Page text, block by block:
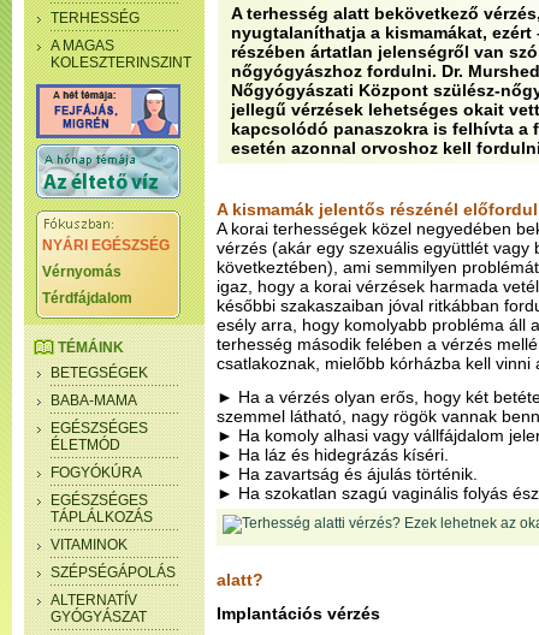
TERHESSÉG
A MAGAS
KOLESZTERINSZINT
NYÁRI EGÉSZSÉG
Vérnyomás
Térdfájdalom
TÉMÁINK
BETEGSÉGEK
BABA-MAMA
EGÉSZSÉGES
ÉLETMÓD
FOGYÓKÚRA
EGÉSZSÉGES
TÁPLÁLKOZÁS
VITAMINOK
SZÉPSÉGÁPOLÁS
ALTERNATÍV
GYÓGYÁSZAT
A terhesség alatt bekövetkező
nyugtalaníthatja a kismamákat, ezért
részében ártatlan jelenségről van
nőgyógyászhoz fordulni. Dr.
Nőgyógyászati Központ szülész-
jellegű vérzések lehetséges okait
kapcsolódó panaszokra is felhívta a
esetén azonnal orvoshoz kell
A kismamák jelentős részénél
A korai terhességek közel negyedében
vérzés (akár egy szexuális együttlét vagy
következtében), ami semmilyen
igaz, hogy a korai vérzések harmada
későbbi szakaszaiban jóval ritkábban
esély arra, hogy komolyabb probléma áll
terhesség második felében a vérzés
csatlakoznak, mielőbb kórházba kell
► Ha a vérzés olyan erős, hogy két
szemmel látható, nagy rögök vannak
► Ha komoly alhasi vagy vállfájdalom
► Ha láz és hidegrázás kíséri.
► Ha zavartság és ájulás történik.
► Ha szokatlan szagú vaginális folyás
alatt?
Implantációs vérzés